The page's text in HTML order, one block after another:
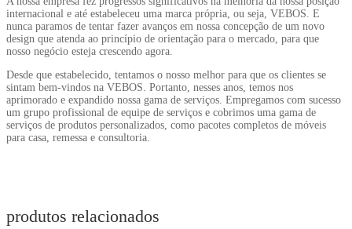
internacional e até estabeleceu uma marca própria, ou seja, VEBOS. E
nunca paramos de tentar fazer avanços em nossa concepção de um novo
design que atenda ao princípio de orientação para o mercado, para que
nosso negócio esteja crescendo agora.
Desde que estabelecido, tentamos o nosso melhor para que os clientes se
sintam bem-vindos na VEBOS. Portanto, nesses anos, temos nos
aprimorado e expandido nossa gama de serviços. Empregamos com sucesso
um grupo profissional de equipe de serviços e cobrimos uma gama de
serviços de produtos personalizados, como pacotes completos de móveis
para casa, remessa e consultoria.
produtos relacionados